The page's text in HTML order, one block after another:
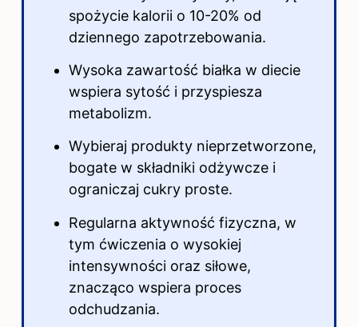
spożycie kalorii o 10-20% od
dziennego zapotrzebowania.
Wysoka zawartość białka w diecie
wspiera sytość i przyspiesza
metabolizm.
Wybieraj produkty nieprzetworzone,
bogate w składniki odżywcze i
ograniczaj cukry proste.
Regularna aktywność fizyczna, w
tym ćwiczenia o wysokiej
intensywności oraz siłowe,
znacząco wspiera proces
odchudzania.